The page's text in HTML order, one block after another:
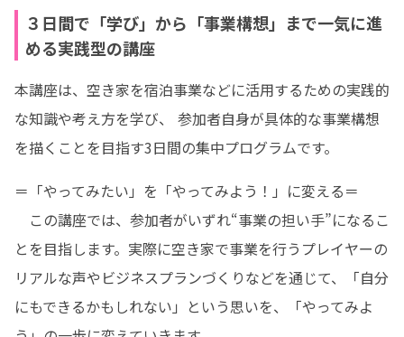
３日間で「学び」から「事業構想」まで一気に進
める実践型の講座
本講座は、空き家を宿泊事業などに活用するための実践的
な知識や考え方を学び、 参加者自身が具体的な事業構想
を描くことを目指す3日間の集中プログラムです。
＝「やってみたい」を「やってみよう！」に変える＝
この講座では、参加者がいずれ“事業の担い手”になるこ
とを目指します。実際に空き家で事業を行うプレイヤーの
リアルな声やビジネスプランづくりなどを通じて、「自分
にもできるかもしれない」という思いを、「やってみよ